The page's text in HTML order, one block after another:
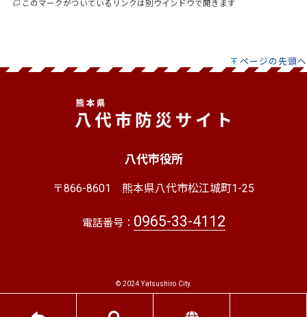
このマークがついているリンクは別ウインドウで開きます
ページの先頭へ
八代市役所
〒866-8601 熊本県八代市松江城町1-25
電話番号： 0965-33-4112
© 2024 Yatsushiro City.